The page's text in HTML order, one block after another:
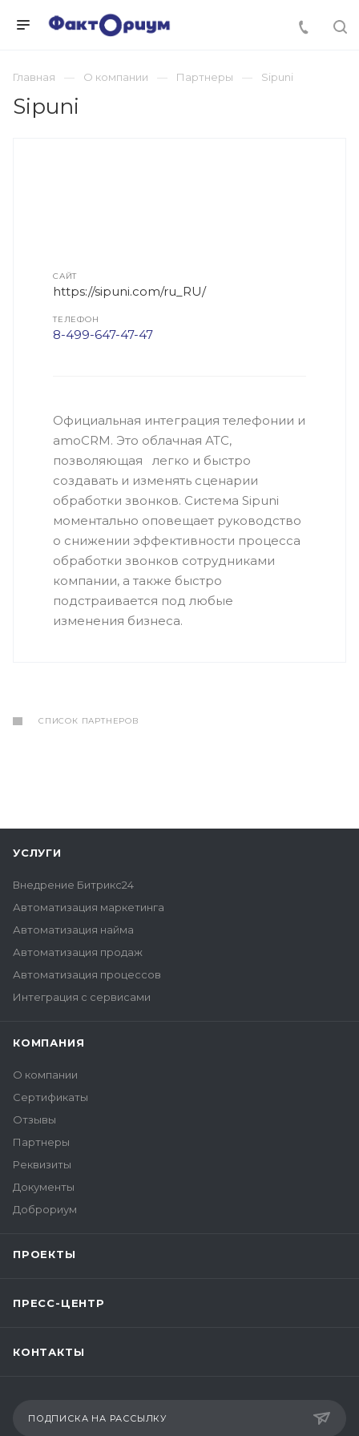
Главная О компании Партнеры Sipuni
Sipuni
САЙТ
https://sipuni.com/ru_RU/
ТЕЛЕФОН
8-499-647-47-47
Официальная интеграция телефонии и
amoCRM. Это облачная АТС,
позволяющая легко и быстро
создавать и изменять сценарии
обработки звонков. Система Sipuni
моментально оповещает руководство
о снижении эффективности процесса
обработки звонков сотрудниками
компании, а также быстро
подстраивается под любые
изменения бизнеса.
СПИСОК ПАРТНЕРОВ
УСЛУГИ
Внедрение Битрикс24
Автоматизация маркетинга
Автоматизация найма
Автоматизация продаж
Автоматизация процессов
Интеграция с сервисами
КОМПАНИЯ
О компании
Сертификаты
Отзывы
Партнеры
Реквизиты
Документы
Доброриум
ПРОЕКТЫ
ПРЕСС-ЦЕНТР
КОНТАКТЫ
ПОДПИСКА НА РАССЫЛКУ